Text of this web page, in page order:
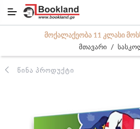
ᲛᲝᲥᲐᲚᲐᲥᲔᲝᲑᲐ 11 ᲙᲚᲐᲡᲘ
მთავარი /
ᲬᲘᲜᲐ ᲞᲠᲝᲓᲣᲥᲢᲘ